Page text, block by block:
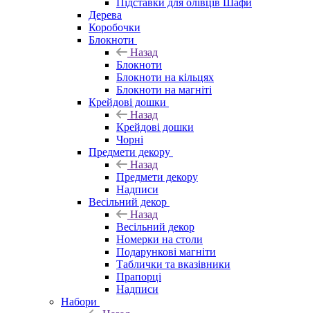
Підставки для олівців Шафи
Дерева
Коробочки
Блокноти
Назад
Блокноти
Блокноти на кільцях
Блокноти на магніті
Крейдові дошки
Назад
Крейдові дошки
Чорні
Предмети декору
Назад
Предмети декору
Надписи
Весільний декор
Назад
Весільний декор
Номерки на столи
Подарункові магніти
Таблички та вказівники
Прапорці
Надписи
Набори